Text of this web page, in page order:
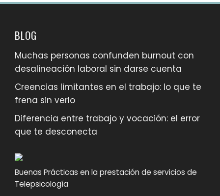
BLOG
Muchas personas confunden burnout con
desalineación laboral sin darse cuenta
Creencias limitantes en el trabajo: lo que te
frena sin verlo
Diferencia entre trabajo y vocación: el error
que te desconecta
Buenas Prácticas en la prestación de servicios de
Telepsicología